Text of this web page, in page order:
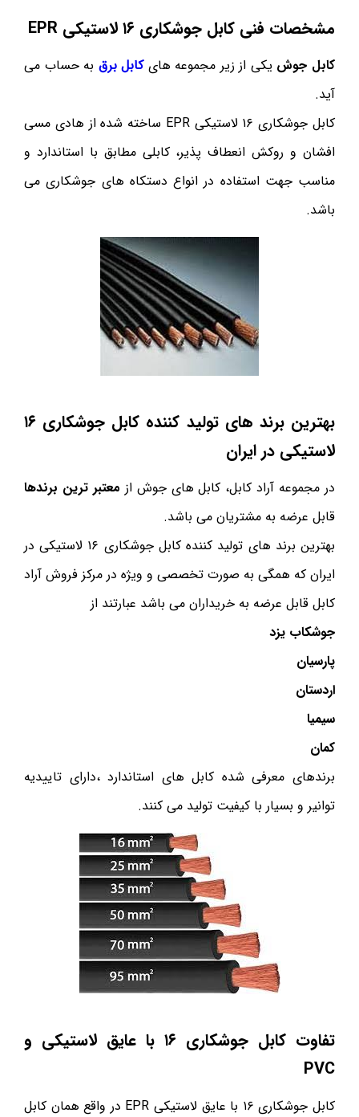
مشخصات فنی کابل جوشکاری ۱۶لاستیکی EPR
کابل جوش یکی از زیر مجموعه هایکابل برق به حساب می
آید.
کابل جوشکاری ۱۶ لاستیکی EPR ساخته شده از هادی مسی
افشان و روکش انعطاف پذیر، کابلی مطابق با استاندارد و
مناسب جهت استفاده در انواع دستکاه های جوشکاری می
باشد.
بهترین برند های تولید کننده کابل جوشکاری ۱۶
لاستیکی در ایران
در مجموعه آراد کابل، کابل های جوش از معتبر ترین برندها
قابل عرضه به مشتریان می باشد.
بهترین برند های تولید کننده کابل جوشکاری ۱۶ لاستیکی در
ایران که همگی به صورت تخصصی و ویژه در مرکز فروش آراد
کابل قابل عرضه به خریداران می باشد عبارتند از
جوشکاب یزد
پارسیان
اردستان
سیمیا
کمان
برندهای معرفی شده کابل های استاندارد ،دارای تاییدیه
توانیر و بسیار با کیفیت تولید می کنند.
تفاوت کابل جوشکاری ۱۶ با عایق لاستیکی و
PVC
کابل جوشکاری ۱۶ با عایق لاستیکی EPR در واقع همان کابل